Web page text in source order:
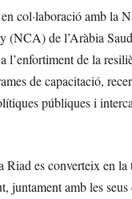
col·laboració amb la
(NCA) de l’Aràbia
l’enfortiment de la
de capacitació,
públiques i
es converteix en la
juntament amb les